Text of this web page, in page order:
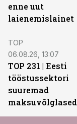
enne uut
laienemislainet
TOP
06.08.26, 13:07
TOP 231 | Eesti
tööstussektori
suuremad
maksuvõlglased